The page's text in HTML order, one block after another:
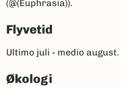
(@(Euphrasia)).
Flyvetid
Ultimo juli - medio august.
Økologi